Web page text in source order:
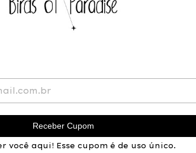
Receber Cupom
você aqui! Esse cupom é de uso único.
meio do e-mail
efetuar a troca, recebendo, em seguida,
da troca.
(vício) que fundamente a troca de
considerados defeitos (vícios) do produto